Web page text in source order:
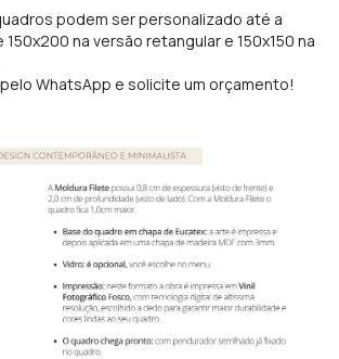
podem ser personalizado até a
150x200 na versão retangular e 150x150 na
WhatsApp e solicite um orçamento!